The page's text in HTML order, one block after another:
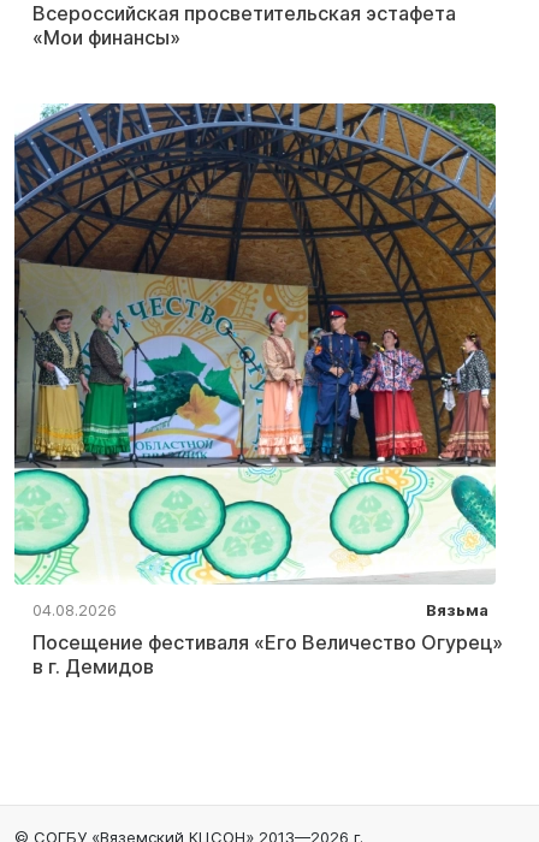
Всероссийская просветительская эстафета
«Мои финансы»
04.08.2026 Вязьма
Посещение фестиваля «Его Величество Огурец»
в г. Демидов
© СОГБУ «Вяземский КЦСОН» 2013—2026 г.